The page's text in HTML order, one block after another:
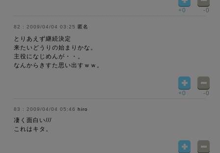
+0 -0
2009/04/04 03:25 匿名
とりあえず継続決定
来たいどうりの始まりかな。
主役になじめんが・・。
なんからきすた思い出すｗｗ。
+0 -0
2009/04/04 05:46 hiro
凄く面白い///
これはキタ。